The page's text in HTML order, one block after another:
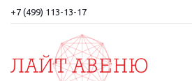
+7 (499) 113-13-17